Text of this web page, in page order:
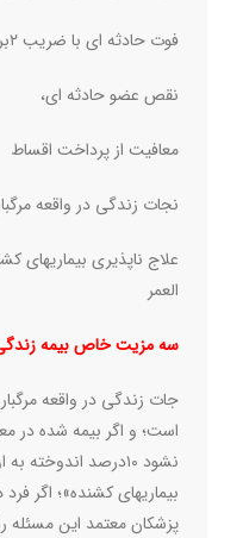
فوت حادثه ای با ضریب ۲برابروام،
نقص عضو حادثه ای،
معافیت از پرداخت اقساط
نجات زندگی در واقعه
علاج ناپذیری بیماریهای
العمر
سه مزیت خاص بیمه
جات زندگی در واقعه
است؛ و اگر بیمه شده در
نشود ۱۰درصد
بیماریهای کشنده»؛ اگر